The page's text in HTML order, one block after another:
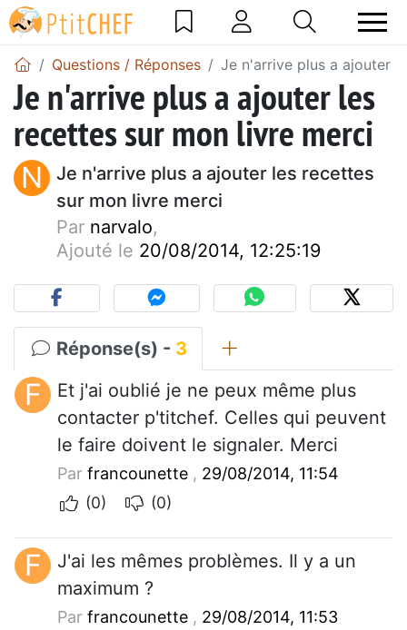
Questions / Réponses Je n'arrive plus a ajouter
Je n'arrive plus a ajouter les
recettes sur mon livre merci
N
Je n'arrive plus a ajouter les recettes
sur mon livre merci
Par narvalo,
Ajouté le 20/08/2014, 12:25:19
Réponse(s) - 3
F
Et j'ai oublié je ne peux même plus
contacter p'titchef. Celles qui peuvent
le faire doivent le signaler. Merci
Par francounette , 29/08/2014, 11:54
(0)
(0)
F
J'ai les mêmes problèmes. Il y a un
maximum ?
Par francounette , 29/08/2014, 11:53